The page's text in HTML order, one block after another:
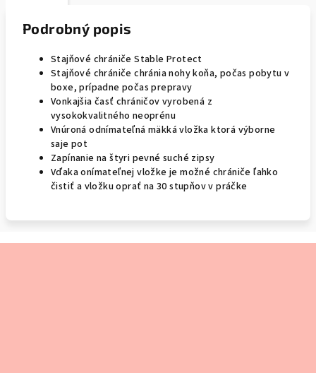
Podrobný popis
Stajňové chrániče Stable Protect
Stajňové chrániče chránia nohy koňa, počas pobytu v
boxe, prípadne počas prepravy
Vonkajšia časť chráničov vyrobená z
vysokokvalitného neoprénu
Vnúroná odnímateľná mäkká vložka ktorá výborne
saje pot
Zapínanie na štyri pevné suché zipsy
Vďaka onímateľnej vložke je možné chrániče ľahko
čistiť a vložku oprať na 30 stupňov v práčke